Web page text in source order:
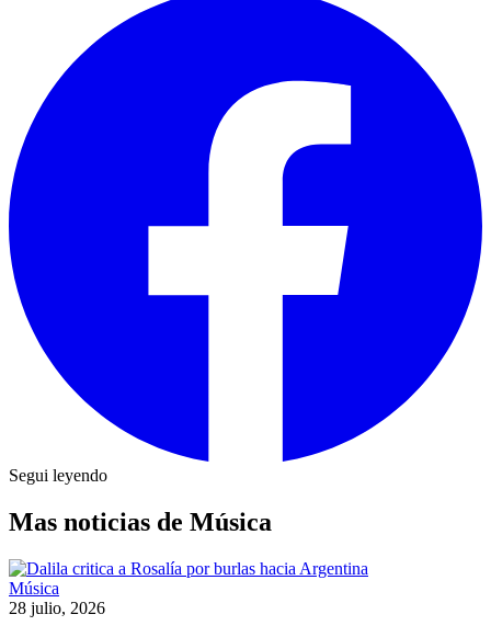
Segui leyendo
Mas noticias de Música
Música
28 julio, 2026